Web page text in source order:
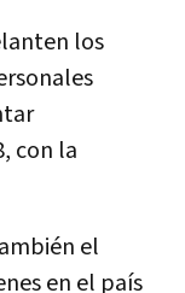
los
con la
el
en el país